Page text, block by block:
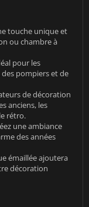
touche unique et
ou chambre à
pour les
des pompiers et de
de décoration
anciens, les
rétro.
une ambiance
des années
émaillée ajoutera
décoration